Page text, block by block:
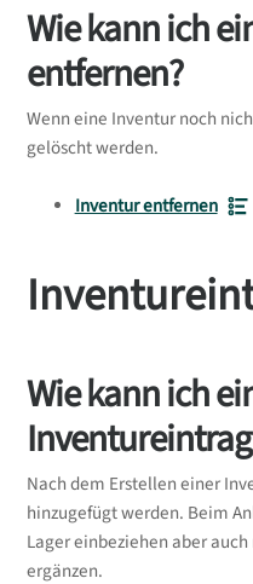
Wie kann ich
entfernen?
Wenn eine Inventur noch
gelöscht werden.
Inventur entfernen
Wie kann ich
Nach dem Erstellen einer
hinzugefügt werden. Beim
Lager einbeziehen aber
ergänzen.